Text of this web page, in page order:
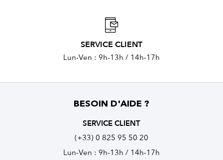
SERVICE CLIENT
Lun-Ven : 9h-13h / 14h-17h
BESOIN D'AIDE ?
SERVICE CLIENT
(+33) 0 825 95 50 20
Lun-Ven : 9h-13h / 14h-17h